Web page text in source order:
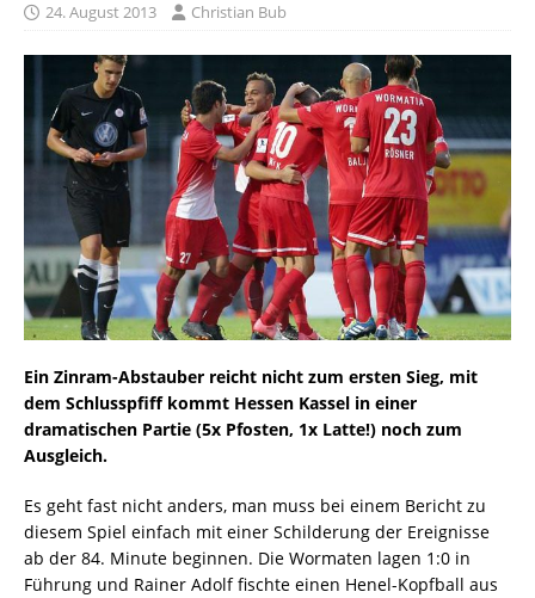
24. August 2013 Christian Bub
Ein Zinram-Abstauber reicht nicht zum ersten Sieg, mit
dem Schlusspfiff kommt Hessen Kassel in einer
dramatischen Partie (5x Pfosten, 1x Latte!) noch zum
Ausgleich.
Es geht fast nicht anders, man muss bei einem Bericht zu
diesem Spiel einfach mit einer Schilderung der Ereignisse
ab der 84. Minute beginnen. Die Wormaten lagen 1:0 in
Führung und Rainer Adolf fischte einen Henel-Kopfball aus